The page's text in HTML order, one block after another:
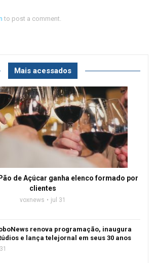
to post a comment.
Mais acessados
de Açúcar ganha elenco formado por
clientes
voxnews jul 31
renova programação, inaugura
e lança telejornal em seus 30 anos